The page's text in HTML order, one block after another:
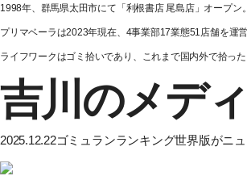
1998年、群馬県太田市にて「利根書店 尾島店」オープ
プリマベーラは2023年現在、4事業部17業態51店舗を運
ライフワークはゴミ拾いであり、これまで国内外で拾った
吉川のメデ
2025.12.22ゴミュランランキング世界版がニ